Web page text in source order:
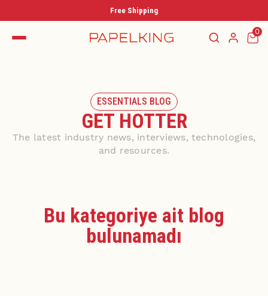
Free Shipping
0
ESSENTIALS BLOG
GET HOTTER
The latest industry news, interviews, technologies,
and resources.
Bu kategoriye ait blog
bulunamadı